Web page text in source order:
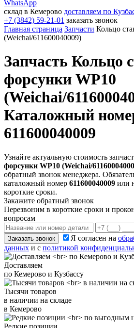
WhatsApp
склад в Кемерово доставляем по
+7 (3842) 59-21-01 заказать звонок
Главная страница Запчасти Кольцо
(Weichai/611600040009)
Запчасть Кольцо
форсунки WP10
(Weichai/
Каталожный
611600040009
Узнайте актуальную стоимость
форсунки WP10 (Weichai/
обратный звонок менеджера.
каталожный номер 611600040009 или
короткие сроки.
Закажите обратный звонок
Перезвоним в короткие сроки и
вопросам
Заказать звонок Я согласен на
данных и с политикой
Доставляем
по Кемерово и Кузбассу
Тысячи товаров
в наличии на складе
в Кемерово
Редкие позиции